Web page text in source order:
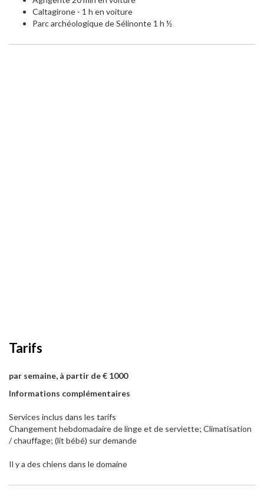
Caltagirone - 1 h en voiture
Parc archéologique de Sélinonte 1 h ½
Tarifs
par semaine, à partir de € 1000
Informations complémentaires
Services inclus dans les tarifs
Changement hebdomadaire de linge et de serviette; Climatisation
/ chauffage; (lit bébé) sur demande
Il y a des chiens dans le domaine